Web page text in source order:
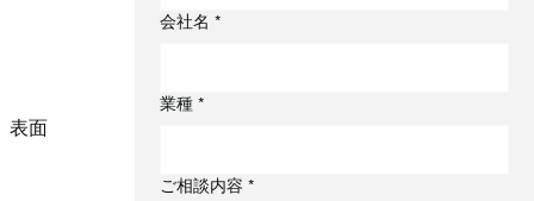
表面
会社名 *
業種 *
ご相談内容 *